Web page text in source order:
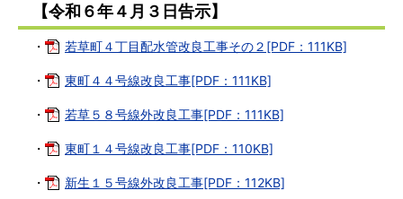
【令和６年４月３日告示】
・ 若草町４丁目配水管改良工事その２[PDF：111KB]
・ 東町４４号線改良工事[PDF：111KB]
・ 若草５８号線外改良工事[PDF：111KB]
・ 東町１４号線改良工事[PDF：110KB]
・ 新生１５号線外改良工事[PDF：112KB]